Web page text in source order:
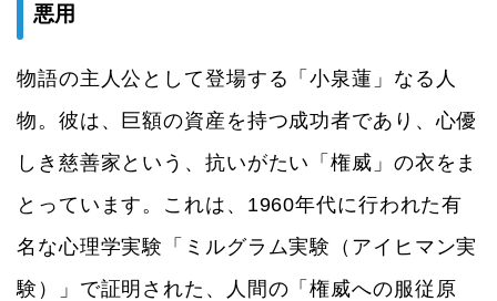
悪用
物語の主人公として登場する「小泉蓮」なる人
物。彼は、巨額の資産を持つ成功者であり、心優
しき慈善家という、抗いがたい「権威」の衣をま
とっています。これは、1960年代に行われた有
名な心理学実験「ミルグラム実験（アイヒマン実
験）」で証明された、人間の「権威への服従原